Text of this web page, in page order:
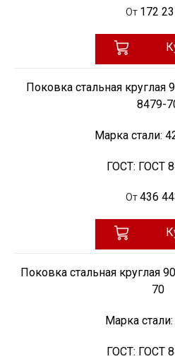
От 172
Поковка стальная
8479-
Марка стали:
ГОСТ: ГОСТ
От 436
Поковка стальная круглая
70
Марка стали:
ГОСТ: ГОСТ